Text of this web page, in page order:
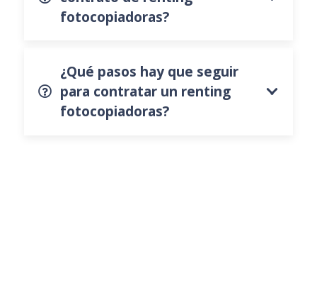
fotocopiadoras?
¿Qué pasos hay que seguir
para contratar un renting
fotocopiadoras?